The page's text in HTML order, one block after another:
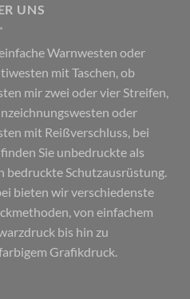
UNS
Warnwesten oder
mit Taschen, ob
mir zwei oder vier Streifen,
oder
mit Reißverschluss, bei
Sie unbedruckte als
bedruckte Schutzausrüstung.
bieten wir verschiedenste
von einfachem
bis hin zu
Grafikdruck.